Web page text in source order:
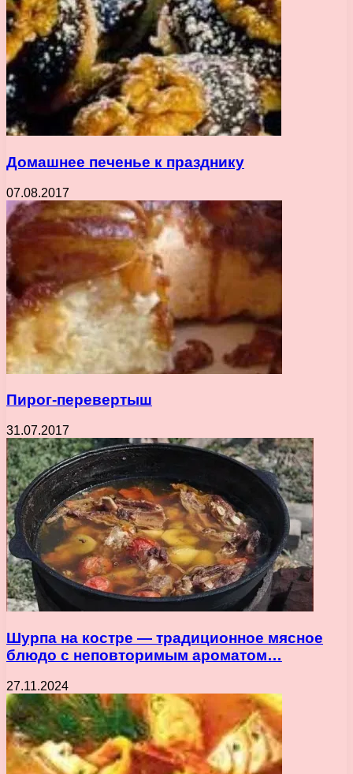
Домашнее печенье к празднику
07.08.2017
Пирог-перевертыш
31.07.2017
Шурпа на костре — традиционное мясное
блюдо с неповторимым ароматом…
27.11.2024